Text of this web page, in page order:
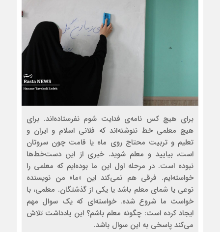
برای هیچ کس نامه‌ی فدایت شوم نفرستاده‌اند. برای
هیچ معلمی خط ننوشته‌اند که فلانی اسلام و ایران و
تعلیم و تربیت محتاج روی ماه یا قامت چون سروتان
است، بیایید و معلم شوید‌. خبری از این دست‌خط‌ها
نبوده‌ است. در مرحله اول این ما بوده‌ایم‌ که معلمی را
خواسته‌‌ایم. فرقی هم نمی‌کند این «ما» من نویسنده
نوعی یا شمای معلم باشد یا یکی از گذشتگان. معلمی، با
خواست ما شروع شده. خواسته‌ای که یک سوال مهم
ایجاد کرده است: چگونه معلم باشم؟ این یادداشت تلاش
می‌کند پاسخی به این سوال باشد.